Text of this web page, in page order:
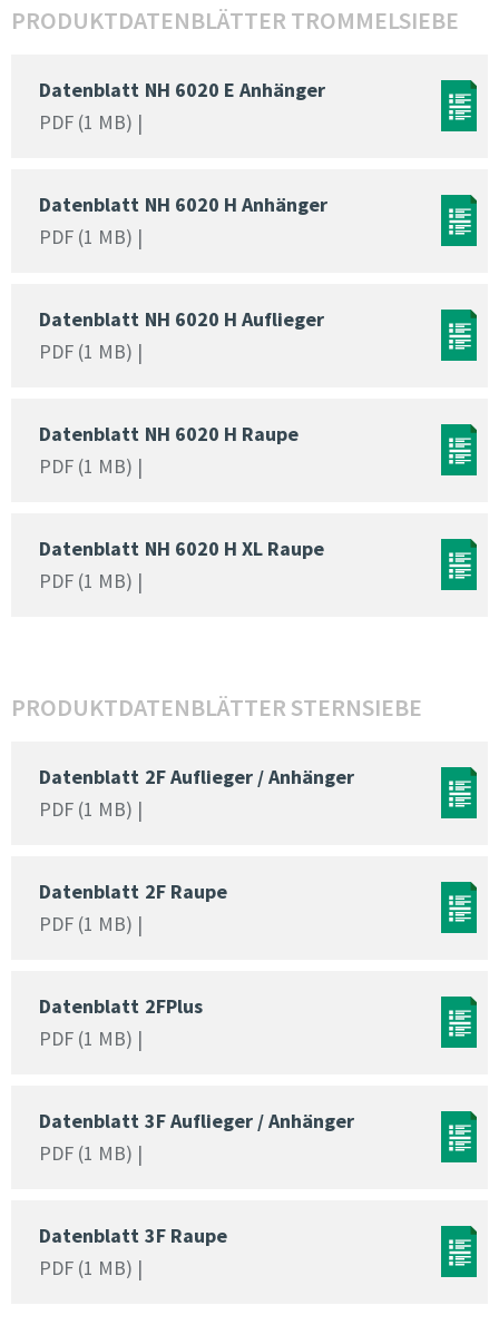
PRODUKTDATENBLÄTTER TROMMELSIEBE
Datenblatt NH 6020 E Anhänger
PDF (1 MB) |
Datenblatt NH 6020 H Anhänger
PDF (1 MB) |
Datenblatt NH 6020 H Auflieger
PDF (1 MB) |
Datenblatt NH 6020 H Raupe
PDF (1 MB) |
Datenblatt NH 6020 H XL Raupe
PDF (1 MB) |
PRODUKTDATENBLÄTTER STERNSIEBE
Datenblatt 2F Auflieger / Anhänger
PDF (1 MB) |
Datenblatt 2F Raupe
PDF (1 MB) |
Datenblatt 2FPlus
PDF (1 MB) |
Datenblatt 3F Auflieger / Anhänger
PDF (1 MB) |
Datenblatt 3F Raupe
PDF (1 MB) |